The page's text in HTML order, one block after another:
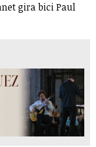
gira bici Paul